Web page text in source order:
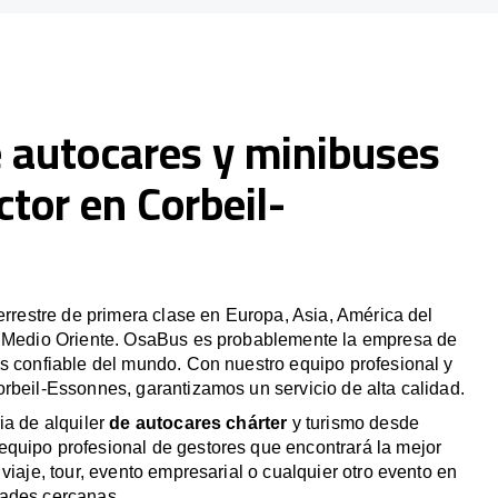
y minibuses
en Corbeil-
de primera clase en Europa, Asia, América del
Oriente. OsaBus es probablemente la empresa de
confiable del mundo. Con nuestro equipo profesional y
Essonnes, garantizamos un servicio de alta calidad.
de alquilerde autocares chárter y turismo desde
profesional de gestores que encontrará la mejor
tour, evento empresarial o cualquier otro evento en